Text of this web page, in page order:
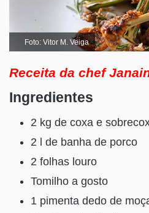
Foto: Vitor M. Veiga
Receita da chef
Ingredientes
2 kg de coxa e
2 l de banha de porco
2 folhas louro
Tomilho a gosto
1 pimenta dedo de